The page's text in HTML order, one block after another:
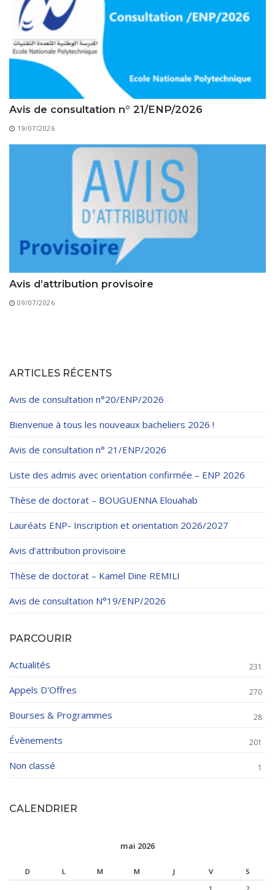
Classes Préparatoires
Programmes Pédagogiques
Stages
Diplômes
Imprimes de post graduation
Charte de Déontologie et D’éthique Universitaires
Avis de consultation n° 21/ENP/2026
19/07/2026
Avis d’attribution provisoire
09/07/2026
ARTICLES RÉCENTS
Avis de consultation n°20/ENP/2026
Bienvenue à tous les nouveaux bacheliers 2026 !
Avis de consultation n° 21/ENP/2026
Liste des admis avec orientation confirmée – ENP 2026
Thèse de doctorat – BOUGUENNA Elouahab
Lauréats ENP- Inscription et orientation 2026/2027
Avis d’attribution provisoire
Thèse de doctorat – Kamel Dine REMILI
Avis de consultation N°19/ENP/2026
PARCOURIR
Actualités 231
Appels D'Offres 270
Bourses & Programmes 28
Évènements 201
Non classé 1
CALENDRIER
mai 2026
D L M M J V
S